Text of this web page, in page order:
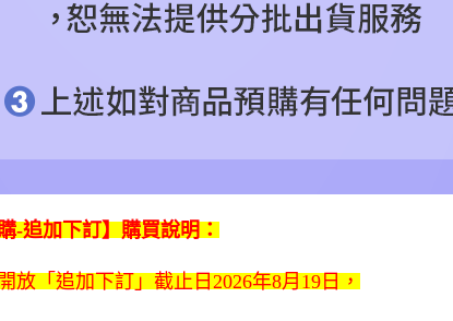
-追加下訂】購買說明：
放「追加下訂」截止日2026年8月19日，